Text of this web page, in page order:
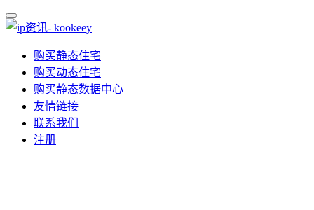
购买静态住宅
购买动态住宅
购买静态数据中心
友情链接
联系我们
注册